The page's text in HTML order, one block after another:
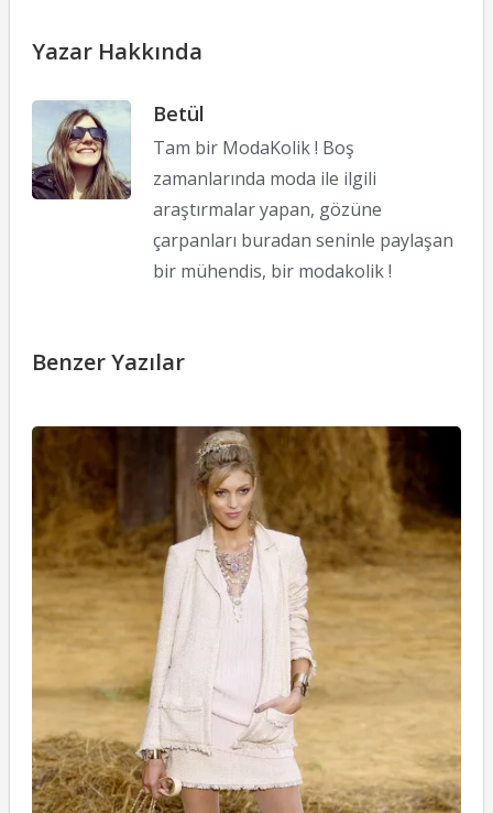
Yazar Hakkında
Betül
Tam bir ModaKolik ! Boş
zamanlarında moda ile ilgili
araştırmalar yapan, gözüne
çarpanları buradan seninle paylaşan
bir mühendis, bir modakolik !
Benzer Yazılar